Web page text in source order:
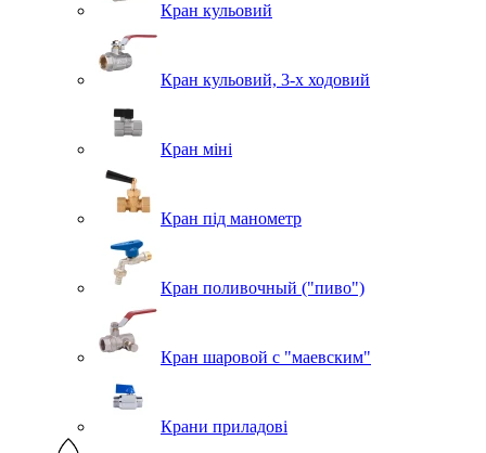
Кран кульовий
Кран кульовий, 3-х ходовий
Кран міні
Кран під манометр
Кран поливочный ("пиво")
Кран шаровой с "маевским"
Крани приладові